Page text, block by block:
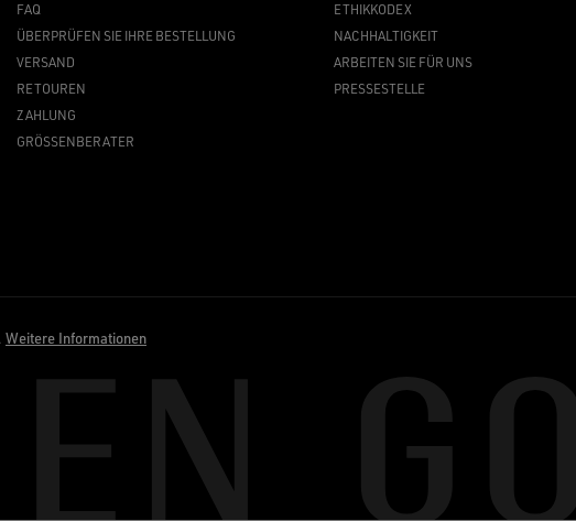
FAQ
ÜBERPRÜFEN SIE IHRE BESTELLUNG
VERSAND
RETOUREN
ZAHLUNG
GRÖSSENBERATER
ETHIKKODEX
NACHHALTIGKEIT
ARBEITEN SIE FÜR UNS
PRESSESTELLE
Weitere Informationen